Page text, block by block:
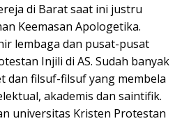
di Barat saat ini justru
Keemasan Apologetika.
lembaga dan pusat-pusat
Injili di AS. Sudah banyak
dan filsuf-filsuf yang membela
akademis dan saintifik.
universitas Kristen Protestan